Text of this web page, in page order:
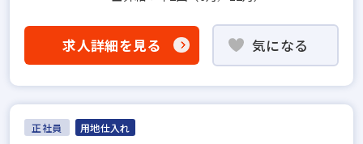
求人詳細を見る 気になる
正社員 用地仕入れ